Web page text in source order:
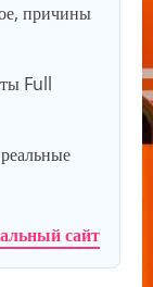
причины
Full
сайт